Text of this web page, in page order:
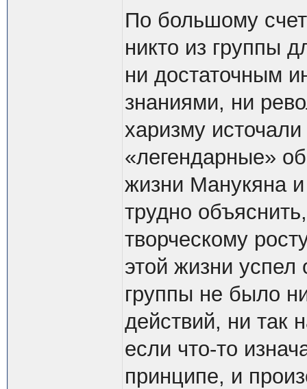
По большому
никто из группы
ни достаточным
знаниями, ни
харизму
«легендарные»
жизни Манукяна
трудно
творческому
этой жизни
группы не было
действий, ни так
если что-то
принципе, и